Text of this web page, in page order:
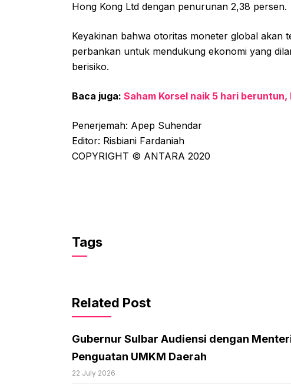
Hong Kong Ltd dengan penurunan 2,38 persen.
Keyakinan bahwa otoritas moneter global akan
perbankan untuk mendukung ekonomi yang
berisiko.
Baca juga: Saham Korsel naik 5 hari beruntun,
Penerjemah: Apep Suhendar
Editor: Risbiani Fardaniah
COPYRIGHT © ANTARA 2020
Tags
Related Post
Gubernur Sulbar Audiensi dengan
Penguatan UMKM Daerah
22 July 2026